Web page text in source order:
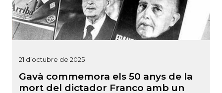
21 d’octubre de 2025
Gavà commemora els 50 anys de la
mort del dictador Franco amb un